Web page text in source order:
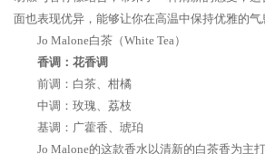
面也表现优异，能够让你在高温中保持优雅的气
Jo Malone白茶（White Tea）
香调：花香调
前调：白茶、柑橘
中调：玫瑰、荔枝
基调：广藿香、琥珀
Jo Malone的这款香水以清新的白茶香为主